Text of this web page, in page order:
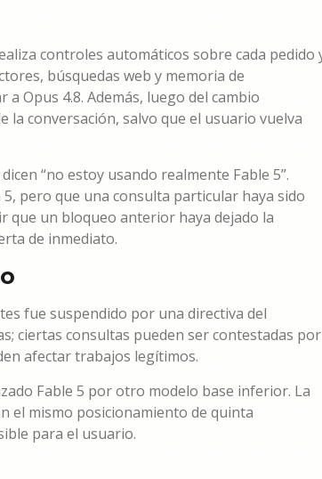
controles automáticos sobre cada pedido
búsquedas web y memoria de
Opus 4.8. Además, luego del cambio
la conversación, salvo que el usuario vuelva
“no estoy usando realmente Fable 5”.
pero que una consulta particular haya sido
que un bloqueo anterior haya dejado la
de inmediato.
fue suspendido por una directiva del
ciertas consultas pueden ser contestadas por
afectar trabajos legítimos.
Fable 5 por otro modelo base inferior. La
el mismo posicionamiento de quinta
para el usuario.